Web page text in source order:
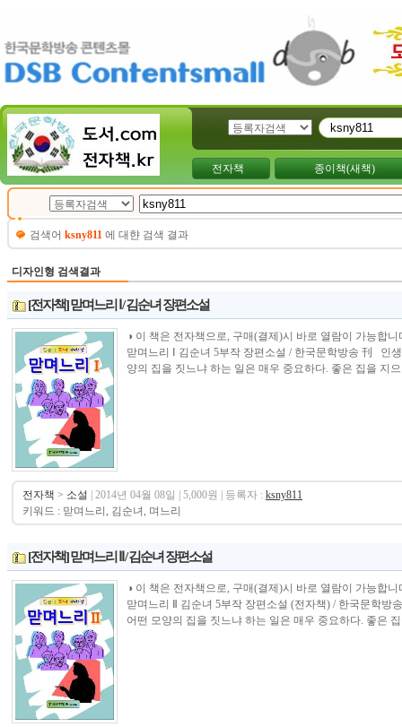
전자책 종이책(새책)
검색어 ksny811 에 대햔 검색 결과
디자인형 검색결과
[전자책] 맏며느리 Ⅰ / 김순녀 장편소설
◑ 이 책은 전자책으로, 구매(결제)시 바로 열람이 가능합
맏며느리 Ⅰ 김순녀 5부작 장편소설 / 한국문학방송 刊 인
양의 집을 짓느냐 하는 일은 매우 중요하다. 좋은 집을 지
전자책 > 소설 | 2014년 04월 08일 | 5,000원 | 등록자 : ksny811
키워드 : 맏며느리, 김순녀, 며느리
[전자책] 맏며느리 Ⅱ / 김순녀 장편소설
◑ 이 책은 전자책으로, 구매(결제)시 바로 열람이 가능합
맏며느리 Ⅱ 김순녀 5부작 장편소설 (전자책) / 한국문학
어떤 모양의 집을 짓느냐 하는 일은 매우 중요하다. 좋은